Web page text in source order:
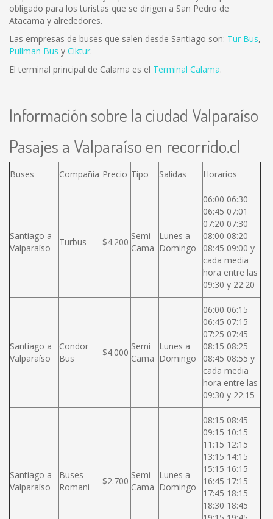
obligado para los turistas que se dirigen a San Pedro de
Atacama y alrededores.
Las empresas de buses que salen desde Santiago son: Tur Bus,
Pullman Bus y Ciktur.
El terminal principal de Calama es el Terminal Calama.
Información sobre la ciudad Valparaíso
Pasajes a Valparaíso en recorrido.cl
Buses Compañía Precio Tipo Salidas Horarios
Santiago a
Valparaíso
Turbus $4.200
Semi
Cama
Lunes a
Domingo
06:00 06:30
06:45 07:01
07:20 07:30
08:00 08:20
08:45 09:00 y
cada media
hora entre las
09:30 y 22:20
Santiago a
Valparaíso
Condor
Bus
$4.000
Semi
Cama
Lunes a
Domingo
06:00 06:15
06:45 07:15
07:25 07:45
08:15 08:25
08:45 08:55 y
cada media
hora entre las
09:30 y 22:15
Santiago a
Valparaíso
Buses
Romani
$2.700
Semi
Cama
Lunes a
Domingo
08:15 08:45
09:15 10:15
11:15 12:15
13:15 14:15
15:15 16:15
16:45 17:15
17:45 18:15
18:30 18:45